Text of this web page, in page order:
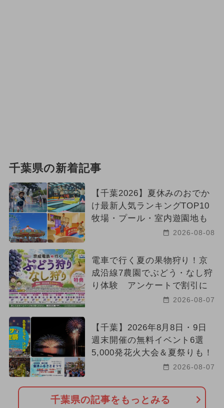
千葉県の新着記事
【千葉2026】夏休みのおでか
け最新人気ランキングTOP10
牧場・プール・室内遊園地も
2026-08-08
電車で行く夏の果物狩り！京
成沿線7農園でぶどう・なし狩
り体験 アンケートで割引に
2026-08-07
【千葉】2026年8月8日・9日
週末開催の無料イベント6選
5,000発花火大会＆夏祭りも！
2026-08-07
千葉県の記事をもっとみる